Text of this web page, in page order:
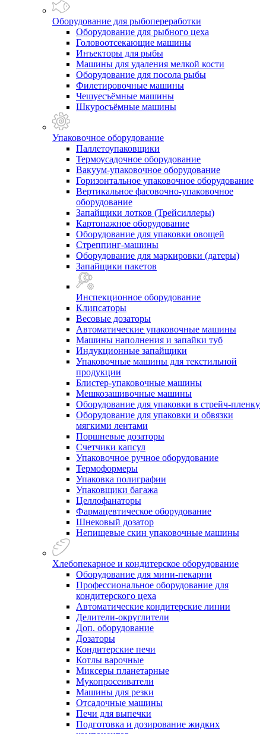
Оборудование для рыбопереработки
Оборудование для рыбного цеха
Головоотсекающие машины
Инъекторы для рыбы
Машины для удаления мелкой кости
Оборудование для посола рыбы
Филетировочные машины
Чешуесъёмные машины
Шкуросъёмные машины
Упаковочное оборудование
Паллетоупаковщики
Термоусадочное оборудование
Вакуум-упаковочное оборудование
Горизонтальное упаковочное оборудование
Вертикальное фасовочно-упаковочное
оборудование
Запайщики лотков (Трейсиллеры)
Картонажное оборудование
Оборудование для упаковки овощей
Стреппинг-машины
Оборудование для маркировки (датеры)
Запайщики пакетов
Инспекционное оборудование
Клипсаторы
Весовые дозаторы
Автоматические упаковочные машины
Машины наполнения и запайки туб
Индукционные запайщики
Упаковочные машины для текстильной
продукции
Блистер-упаковочные машины
Мешкозашивочные машины
Оборудование для упаковки в стрейч-пленку
Оборудование для упаковки и обвязки
мягкими лентами
Поршневые дозаторы
Счетчики капсул
Упаковочное ручное оборудование
Термоформеры
Упаковка полиграфии
Упаковщики багажа
Целлофанаторы
Фармацевтическое оборудование
Шнековый дозатор
Непищевые скин упаковочные машины
Хлебопекарное и кондитерское оборудование
Оборудование для мини-пекарни
Профессиональное оборудование для
кондитерского цеха
Автоматические кондитерские линии
Делители-округлители
Доп. оборудование
Дозаторы
Кондитерские печи
Котлы варочные
Миксеры планетарные
Мукопросеиватели
Машины для резки
Отсадочные машины
Печи для выпечки
Подготовка и дозирование жидких